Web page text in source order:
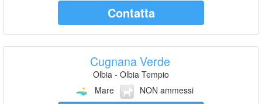
Contatta
Cugnana Verde
Olbia - Olbia Tempio
Mare
NON ammessi